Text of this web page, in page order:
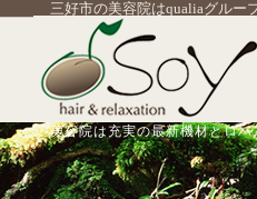
三好市の美容院はqualiaグルー
美容院は充実の最新機材とロ